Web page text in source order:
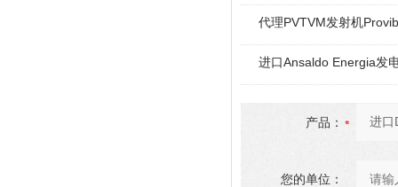
代理PVTVM发射机
进口Ansaldo Energia发
产品：
您的单位：